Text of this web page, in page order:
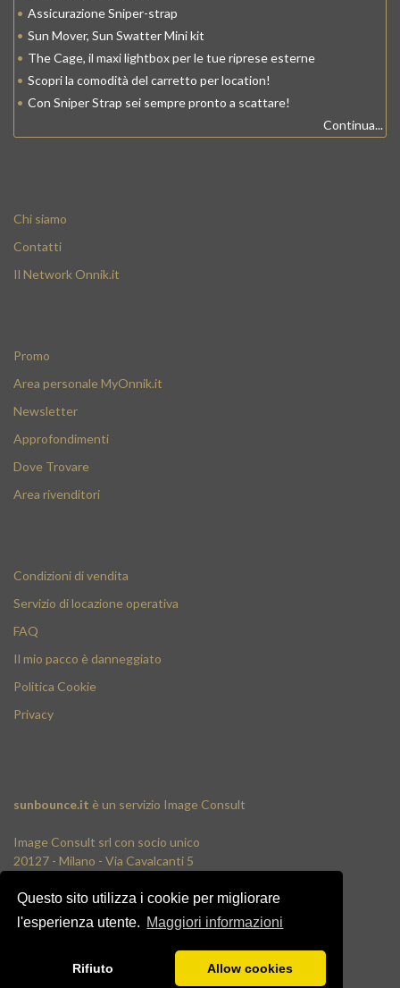
Questo sito utilizza i cookie per migliorare
l'esperienza utente. Maggiori informazioni
Rifiuto Allow cookies
• Assicurazione Sniper-strap
• Sun Mover, Sun Swatter Mini kit
• The Cage, il maxi lightbox per le tue riprese esterne
• Scopri la comodità del carretto per location!
• Con Sniper Strap sei sempre pronto a scattare!
Continua...
Chi siamo
Contatti
Il Network Onnik.it
Promo
Area personale MyOnnik.it
Newsletter
Approfondimenti
Dove Trovare
Area rivenditori
Condizioni di vendita
Servizio di locazione operativa
FAQ
Il mio pacco è danneggiato
Politica Cookie
Privacy
sunbounce.it è un servizio Image Consult
Image Consult srl con socio unico
20127 - Milano - Via Cavalcanti 5
P.IVA e C.F. 03383650961
REA 1673647 CCIAA Milano Monza Brianza
Registro Pile IT13030P00003110